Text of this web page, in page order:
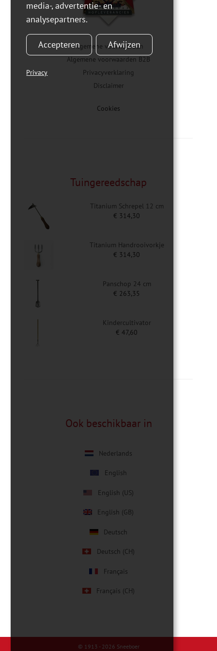
Algemene voorwaarden
Algemene voorwaarden B2B
Privacyverklaring
Disclaimer
Cookies
Tuingereedschap
Titanium Schrepel 12 cm
€ 314,30
Titanium Handrooivorkje
€ 314,30
Panschop 24 cm
€ 263,35
Kindercultivator
€ 47,60
Ook beschikbaar in
Nederlands
English
English (US)
English (GB)
Deutsch
Deutsch (CH)
Français
Français (CH)
© 1913 - 2026 Sneeboer
media-, advertentie- en
analysepartners.
Accepteren Afwijzen
Privacy